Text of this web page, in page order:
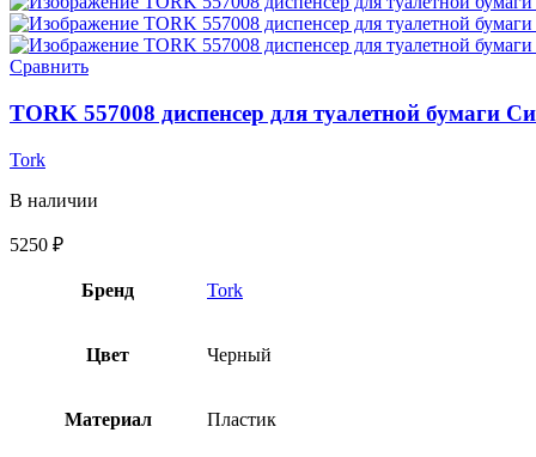
Сравнить
TORK 557008 диспенсер для туалетной бумаги
Tork
В наличии
5250 ₽
Бренд Tork
Цвет Черный
Материал Пластик